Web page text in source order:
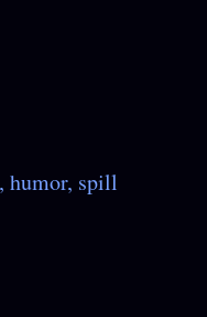
humor spill